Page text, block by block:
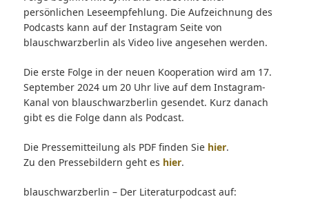
persönlichen Leseempfehlung. Die Aufzeichnung des
Podcasts kann auf der Instagram Seite von
blauschwarzberlin als Video live angesehen werden.
Die erste Folge in der neuen Kooperation wird am 17.
September 2024 um 20 Uhr live auf dem Instagram-
Kanal von blauschwarzberlin gesendet. Kurz danach
gibt es die Folge dann als Podcast.
Die Pressemitteilung als PDF finden Sie hier.
Zu den Pressebildern geht es hier.
blauschwarzberlin – Der Literaturpodcast auf: